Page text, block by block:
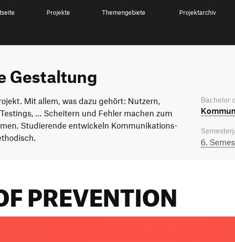
Projekte Themengebiete Projektarchiv
Gestaltung
Mit allem, was dazu gehört: Nutzern,
… Scheitern und Fehler machen zum
Studierende entwickeln Kommunikations-
Bachelor
6.
PREVENTION